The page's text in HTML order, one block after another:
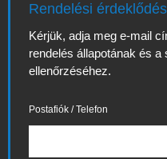
Rendelési érdeklődés
Kérjük, adja meg e-mail
rendelés állapotának és
ellenőrzéséhez.
Postafiók / Telefon